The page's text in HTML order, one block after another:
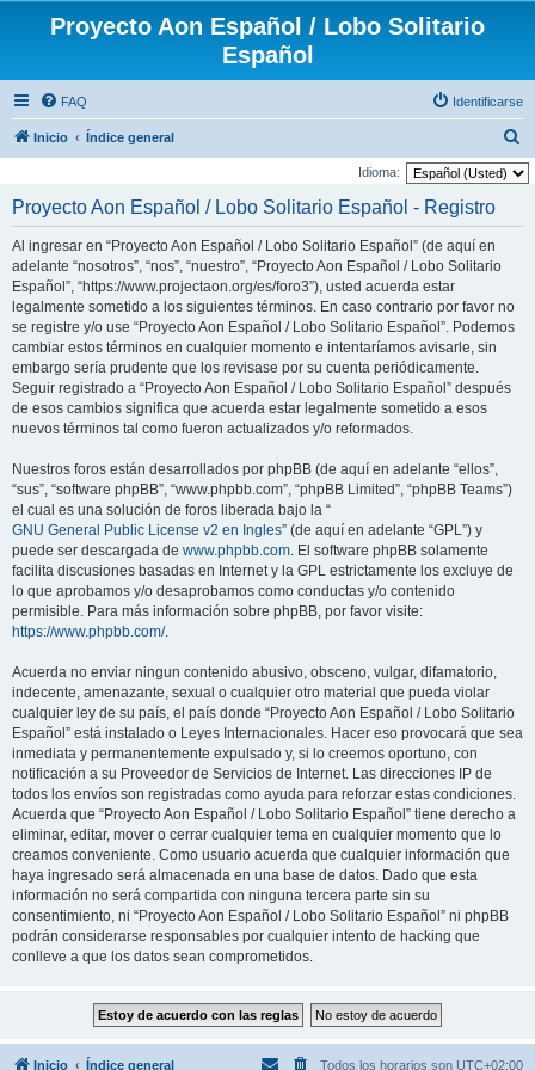
Proyecto Aon Español / Lobo Solitario
Español
FAQ Identificarse
Inicio Índice general
u
Idioma:
Proyecto Aon Español / Lobo Solitario Español - Registro
Al ingresar en “Proyecto Aon Español / Lobo Solitario Español” (de aquí en
adelante “nosotros”, “nos”, “nuestro”, “Proyecto Aon Español / Lobo Solitario
Español”, “https://www.projectaon.org/es/foro3”), usted acuerda estar
legalmente sometido a los siguientes términos. En caso contrario por favor no
se registre y/o use “Proyecto Aon Español / Lobo Solitario Español”. Podemos
cambiar estos términos en cualquier momento e intentaríamos avisarle, sin
embargo sería prudente que los revisase por su cuenta periódicamente.
Seguir registrado a “Proyecto Aon Español / Lobo Solitario Español” después
de esos cambios significa que acuerda estar legalmente sometido a esos
nuevos términos tal como fueron actualizados y/o reformados.
Nuestros foros están desarrollados por phpBB (de aquí en adelante “ellos”,
“sus”, “software phpBB”, “www.phpbb.com”, “phpBB Limited”, “phpBB Teams”)
el cual es una solución de foros liberada bajo la “
GNU General Public License v2 en Ingles” (de aquí en adelante “GPL”) y
puede ser descargada de www.phpbb.com. El software phpBB solamente
facilita discusiones basadas en Internet y la GPL estrictamente los excluye de
lo que aprobamos y/o desaprobamos como conductas y/o contenido
permisible. Para más información sobre phpBB, por favor visite:
https://www.phpbb.com/.
Acuerda no enviar ningun contenido abusivo, obsceno, vulgar, difamatorio,
indecente, amenazante, sexual o cualquier otro material que pueda violar
cualquier ley de su país, el país donde “Proyecto Aon Español / Lobo Solitario
Español” está instalado o Leyes Internacionales. Hacer eso provocará que sea
inmediata y permanentemente expulsado y, si lo creemos oportuno, con
notificación a su Proveedor de Servicios de Internet. Las direcciones IP de
todos los envíos son registradas como ayuda para reforzar estas condiciones.
Acuerda que “Proyecto Aon Español / Lobo Solitario Español” tiene derecho a
eliminar, editar, mover o cerrar cualquier tema en cualquier momento que lo
creamos conveniente. Como usuario acuerda que cualquier información que
haya ingresado será almacenada en una base de datos. Dado que esta
información no será compartida con ninguna tercera parte sin su
consentimiento, ni “Proyecto Aon Español / Lobo Solitario Español” ni phpBB
podrán considerarse responsables por cualquier intento de hacking que
conlleve a que los datos sean comprometidos.
Inicio Índice general Todos los horarios son UTC+02:00